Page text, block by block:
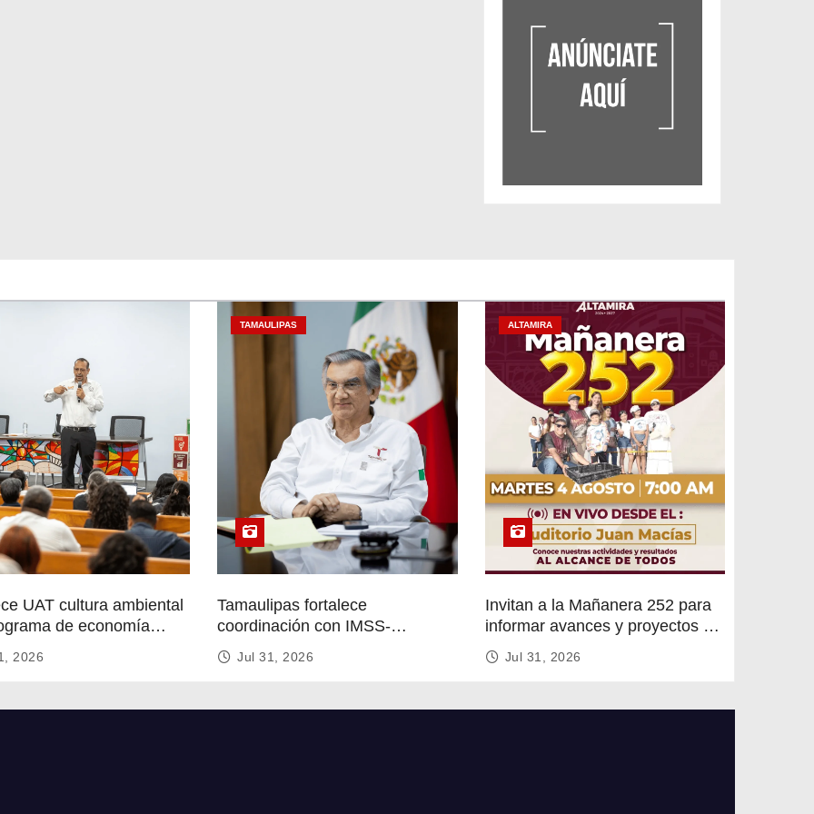
UAT cultura ambiental
de economía
2026
TAMAULIPAS
Tamaulipas fortalece
coordinación con IMSS-
Bienestar para mejorar servicios
de salud
Jul 31, 2026
ALTAMIRA
Invitan a la Mañanera 252 para
informar avances y proyectos de
Altamira
Jul 31, 2026